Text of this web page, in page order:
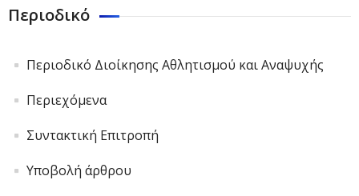
Περιοδικό
Περιοδικό Διοίκησης Αθλητισμού και Αναψυχής
Περιεχόμενα
Συντακτική Επιτροπή
Υποβολή άρθρου